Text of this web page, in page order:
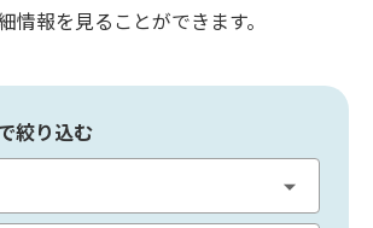
情報を見ることができます。
絞り込む